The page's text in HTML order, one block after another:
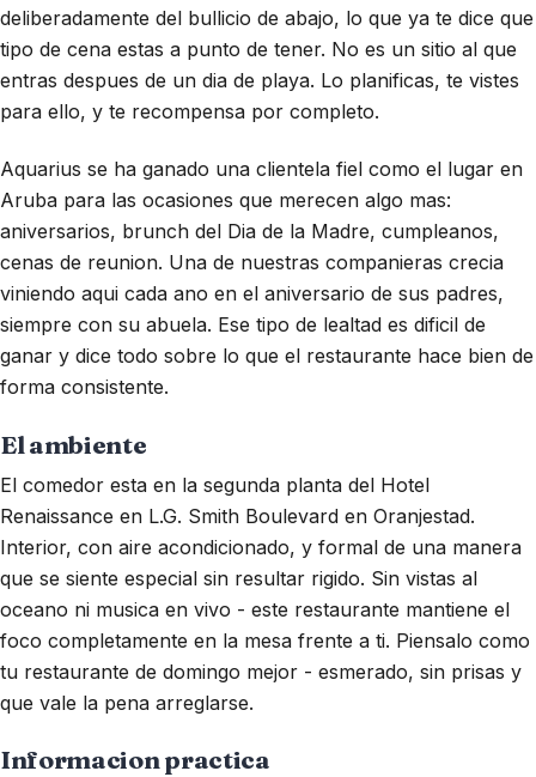
deliberadamente del bullicio de abajo, lo que ya te dice que
tipo de cena estas a punto de tener. No es un sitio al que
entras despues de un dia de playa. Lo planificas, te vistes
para ello, y te recompensa por completo.
Aquarius se ha ganado una clientela fiel como el lugar en
Aruba para las ocasiones que merecen algo mas:
aniversarios, brunch del Dia de la Madre, cumpleanos,
cenas de reunion. Una de nuestras companieras crecia
viniendo aqui cada ano en el aniversario de sus padres,
siempre con su abuela. Ese tipo de lealtad es dificil de
ganar y dice todo sobre lo que el restaurante hace bien de
forma consistente.
El ambiente
El comedor esta en la segunda planta del Hotel
Renaissance en L.G. Smith Boulevard en Oranjestad.
Interior, con aire acondicionado, y formal de una manera
que se siente especial sin resultar rigido. Sin vistas al
oceano ni musica en vivo - este restaurante mantiene el
foco completamente en la mesa frente a ti. Piensalo como
tu restaurante de domingo mejor - esmerado, sin prisas y
que vale la pena arreglarse.
Informacion practica